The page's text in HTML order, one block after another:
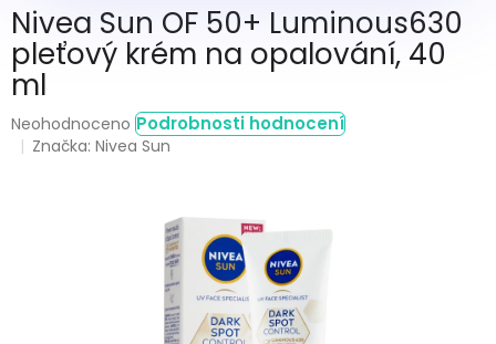
Nivea Sun OF 50+ Luminous630
pleťový krém na opalování, 40
ml
Průměrné
hodnocení
Neohodnoceno Podrobnosti hodnocení
Značka:Nivea Sun